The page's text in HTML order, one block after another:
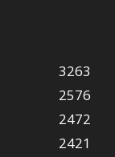
3263
2576
2472
2421